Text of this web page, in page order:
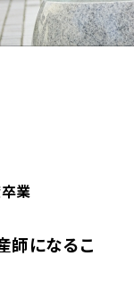
業
師になるこ